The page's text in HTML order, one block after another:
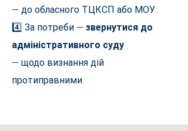
— до обласного ТЦКСП або МОУ.
4️⃣ За потреби — звернутися до
адміністративного суду
— щодо визнання дій
протиправними.